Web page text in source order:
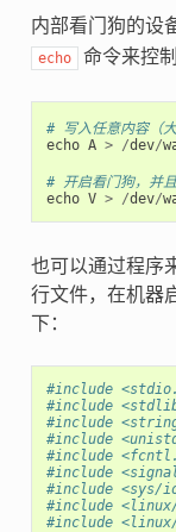
内部看门狗的设
echo 命令来控
# 写入任意内容（
echo A > /dev/
# 开启看门狗，并
echo V > /dev/
也可以通过程序
行文件，在机器
下：
#include
#include
#include
#include
#include
#include
#include <sys/
#include
#include <linux/